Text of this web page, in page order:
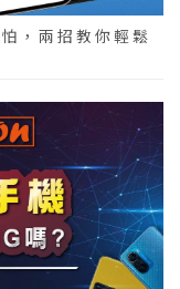
，兩招教你輕鬆